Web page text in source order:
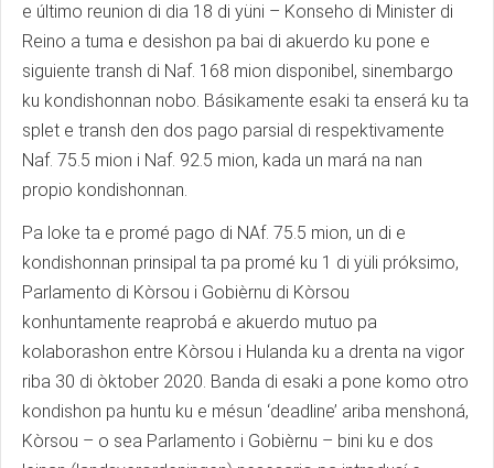
e último reunion di dia 18 di yüni – Konseho di Minister di
Reino a tuma e desishon pa bai di akuerdo ku pone e
siguiente transh di Naf. 168 mion disponibel, sinembargo
ku kondishonnan nobo. Básikamente esaki ta enserá ku ta
splet e transh den dos pago parsial di respektivamente
Naf. 75.5 mion i Naf. 92.5 mion, kada un mará na nan
propio kondishonnan.
Pa loke ta e promé pago di NAf. 75.5 mion, un di e
kondishonnan prinsipal ta pa promé ku 1 di yüli próksimo,
Parlamento di Kòrsou i Gobièrnu di Kòrsou
konhuntamente reaprobá e akuerdo mutuo pa
kolaborashon entre Kòrsou i Hulanda ku a drenta na vigor
riba 30 di òktober 2020. Banda di esaki a pone komo otro
kondishon pa huntu ku e mésun ‘deadline’ ariba menshoná,
Kòrsou – o sea Parlamento i Gobièrnu – bini ku e dos